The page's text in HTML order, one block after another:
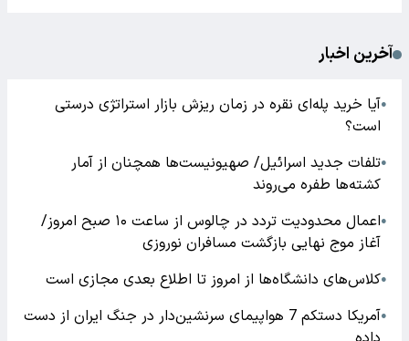
آخرین اخبار
●آیا خرید پله‌ای نقره در زمان ریزش بازار استراتژی درستی
است؟
●تلفات جدید اسرائیل/ صهیونیست‌ها همچنان از آمار
کشته‌ها طفره می‌روند
●
اعمال محدودیت تردد در چالوس از ساعت ۱۰ صبح امروز/
آغاز موج نهایی بازگشت مسافران نوروزی
●کلاس‌های دانشگاه‌ها از امروز تا اطلاع بعدی مجازی است
●
آمریکا دستکم 7 هواپیمای سرنشین‌دار در جنگ ایران از دست